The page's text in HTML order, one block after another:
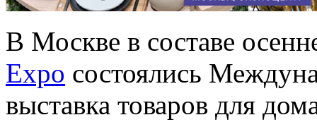
В Москве в составе
Expo состоялись
выставка товаров для